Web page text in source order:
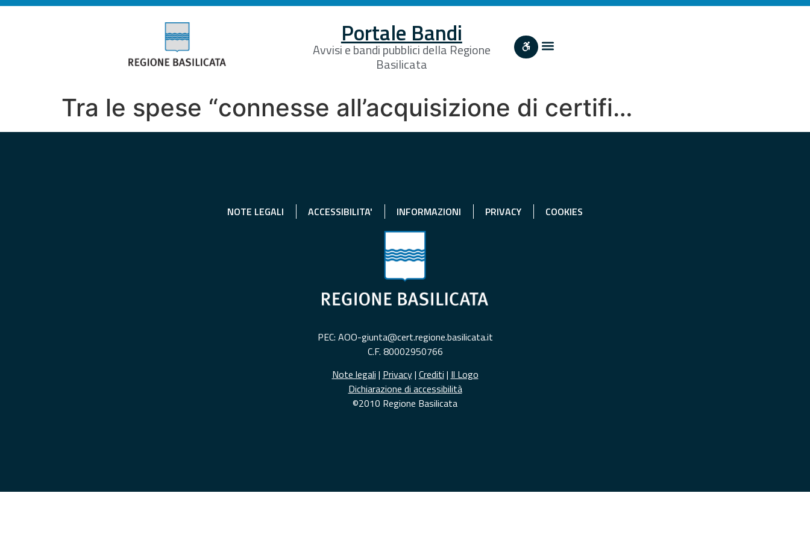
Portale Bandi
Avvisi e bandi pubblici della Regione
Basilicata
Tra le spese “connesse all’acquisizione di certifi…
NOTE LEGALI ACCESSIBILITA' INFORMAZIONI PRIVACY COOKIES
PEC: AOO-giunta@cert.regione.basilicata.it
C.F. 80002950766
Note legali | Privacy| Crediti | Il Logo
Dichiarazione di accessibilità
©2010 Regione Basilicata